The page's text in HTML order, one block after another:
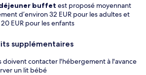
buffet est proposé moyennant
d’environ 32 EUR pour les adultes et
EUR pour les enfants
supplémentaires
doivent contacter l'hébergement à l'avance
un lit bébé